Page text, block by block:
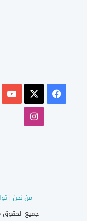
فيسبوك
انستقرام
من نحن |
جميع الحقوق